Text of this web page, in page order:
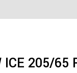
205/65